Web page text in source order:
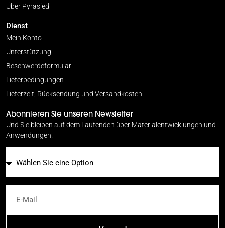
Über Pyrasied
Dienst
Mein Konto
Unterstützung
Beschwerdeformular
Lieferbedingungen
Lieferzeit, Rücksendung und Versandkosten
Abonnieren Sie unseren Newsletter
Und Sie bleiben auf dem Laufenden über Materialentwicklungen und
Anwendungen.